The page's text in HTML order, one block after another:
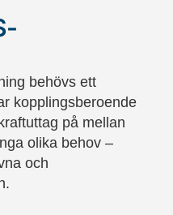
behövs ett
kopplingsberoende
på mellan
olika behov –
och